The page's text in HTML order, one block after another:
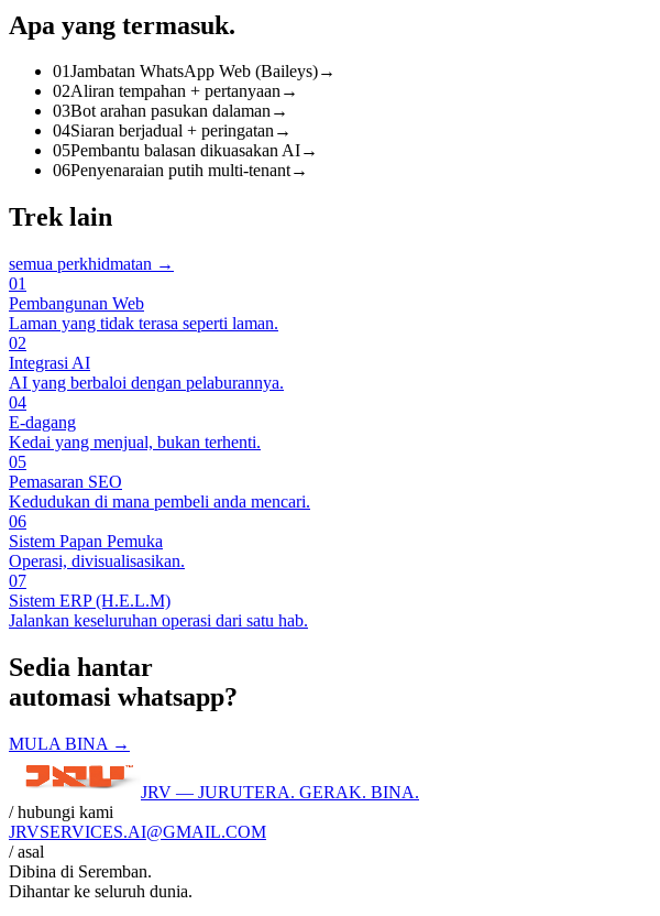
Apa yang termasuk.
01Jambatan WhatsApp Web (Baileys)→
02Aliran tempahan + pertanyaan→
03Bot arahan pasukan dalaman→
04Siaran berjadual + peringatan→
05Pembantu balasan dikuasakan AI→
06Penyenaraian putih multi-tenant→
Trek lain
semua perkhidmatan →
01
Pembangunan Web
Laman yang tidak terasa seperti laman.
02
Integrasi AI
AI yang berbaloi dengan pelaburannya.
04
E-dagang
Kedai yang menjual, bukan terhenti.
05
Pemasaran SEO
Kedudukan di mana pembeli anda mencari.
06
Sistem Papan Pemuka
Operasi, divisualisasikan.
07
Sistem ERP (H.E.L.M)
Jalankan keseluruhan operasi dari satu hab.
Sedia hantar
automasi whatsapp?
MULA BINA →
JRV — JURUTERA. GERAK. BINA.
/ hubungi kami
JRVSERVICES.AI@GMAIL.COM
/ asal
Dibina di Seremban.
Dihantar ke seluruh dunia.